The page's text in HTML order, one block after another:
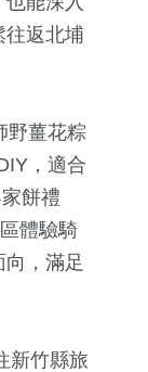
往返北埔
野薑花粽
，適合
餅禮
體驗騎
，滿足
新竹縣旅